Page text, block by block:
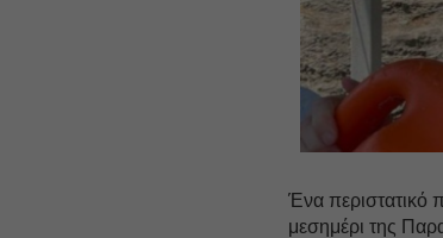
Ένα περιστατικό
μεσημέρι της